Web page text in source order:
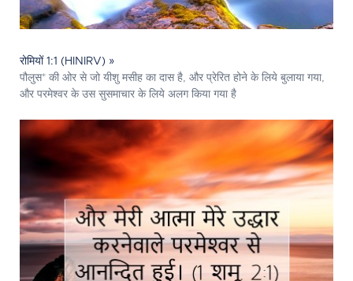
रोमियों 1:1 (HINIRV) »
पौलुस* की ओर से जो यीशु मसीह का दास है, और प्रेरित होने के लिये बुलाया गया,
और परमेश्‍वर के उस सुसमाचार के लिये अलग किया गया है